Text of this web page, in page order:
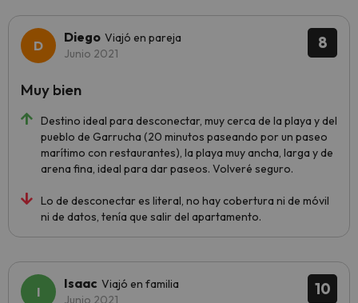
8
Diego Viajó en pareja
Junio 2021
Destino ideal para desconectar, muy cerca de la playa y del
pueblo de Garrucha (20 minutos paseando por un paseo
marítimo con restaurantes), la playa muy ancha, larga y de
arena fina, ideal para dar paseos. Volveré seguro.
Lo de desconectar es literal, no hay cobertura ni de móvil
ni de datos, tenía que salir del apartamento.
Muy bien
10
Isaac Viajó en familia
Junio 2021